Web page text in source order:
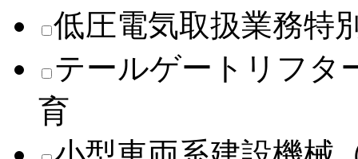
低圧電気取扱業務特
テールゲートリフタ
育